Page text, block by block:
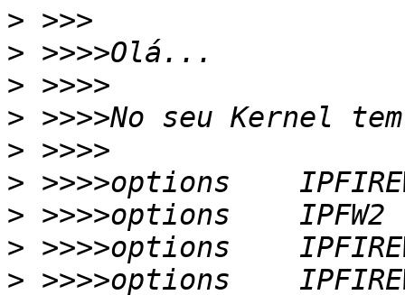
>
>
>
>
>
>
>
>
>